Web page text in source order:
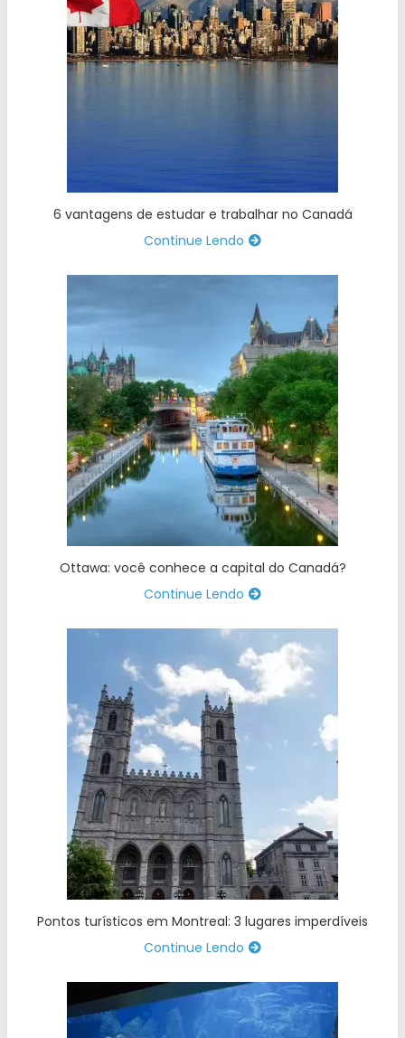
6 vantagens de estudar e trabalhar no Canadá
Continue Lendo
Ottawa: você conhece a capital do Canadá?
Continue Lendo
Pontos turísticos em Montreal: 3 lugares imperdíveis
Continue Lendo